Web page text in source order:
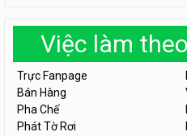
Việc làm
Trực Fanpage
Bán Hàng
Pha Chế
Phát Tờ Rơi